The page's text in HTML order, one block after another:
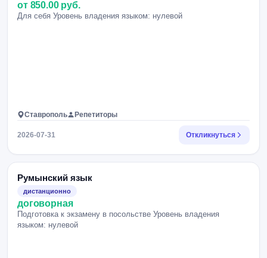
от 850.00 руб.
Для себя Уровень владения языком: нулевой
Ставрополь Репетиторы
2026-07-31 Откликнуться
Румынский язык
дистанционно
договорная
Подготовка к экзамену в посольстве Уровень владения
языком: нулевой